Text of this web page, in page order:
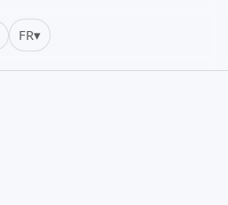
FR▾